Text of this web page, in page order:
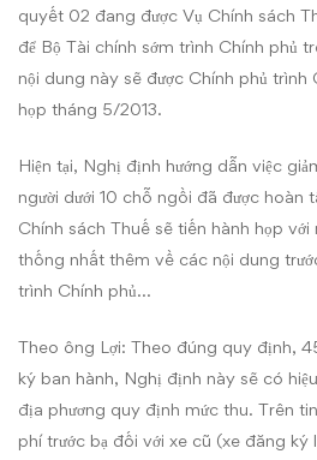
quyết 02 đang được Vụ Chính sách
để Bộ Tài chính sớm trình Chính phủ
nội dung này sẽ được Chính phủ
họp tháng 5/2013.
Hiện tại, Nghị định hướng dẫn việc
người dưới 10 chỗ ngồi đã được hoàn
Chính sách Thuế sẽ tiến hành họp
thống nhất thêm về các nội dung
trình Chính phủ…
Theo ông Lợi: Theo đúng quy định,
ký ban hành, Nghị định này sẽ có
địa phương quy định mức thu. Trên
phí trước bạ đối với xe cũ (xe đăng